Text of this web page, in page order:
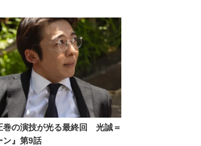
巻の演技が光る最終回 光誠＝
ン』第9話